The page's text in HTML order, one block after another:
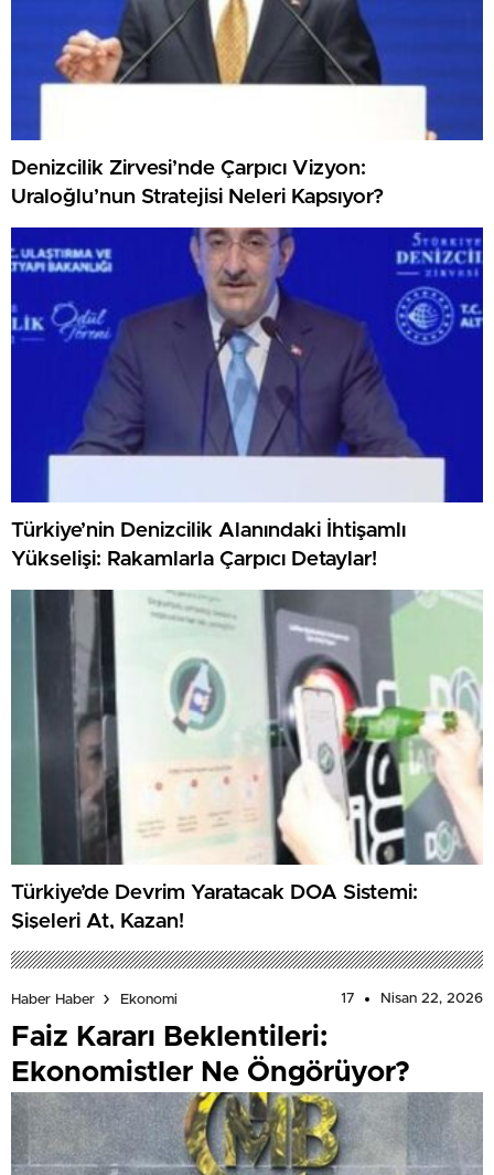
Denizcilik Zirvesi’nde Çarpıcı Vizyon:
Uraloğlu’nun Stratejisi Neleri Kapsıyor?
Türkiye’nin Denizcilik Alanındaki İhtişamlı
Yükselişi: Rakamlarla Çarpıcı Detaylar!
Türkiye’de Devrim Yaratacak DOA Sistemi:
Şişeleri At, Kazan!
Haber Haber Ekonomi 17 Nisan 22, 2026
Faiz Kararı Beklentileri:
Ekonomistler Ne Öngörüyor?